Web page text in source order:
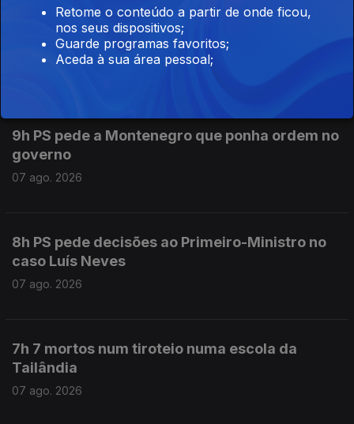
9h PS pede a Montenegro que ponha ordem no
governo
9h PS pede a Montenegro que ponha ordem no
governo
07 ago. 2026
8h PS pede decisões ao Primeiro-Ministro no
caso Luís Neves
07 ago. 2026
7h 7 mortos num tiroteio numa escola da
Tailândia
07 ago. 2026
Retome o conteúdo a partir de onde ficou,
nos seus dispositivos;
Guarde programas favoritos;
Aceda à sua área pessoal;